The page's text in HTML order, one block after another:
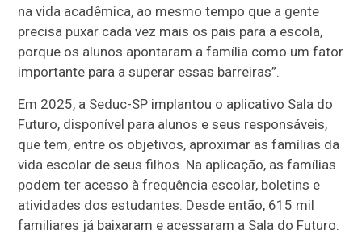
na vida acadêmica, ao mesmo tempo que a gente
precisa puxar cada vez mais os pais para a escola,
porque os alunos apontaram a família como um fator
importante para a superar essas barreiras”.
Em 2025, a Seduc-SP implantou o aplicativo Sala do
Futuro, disponível para alunos e seus responsáveis,
que tem, entre os objetivos, aproximar as famílias da
vida escolar de seus filhos. Na aplicação, as famílias
podem ter acesso à frequência escolar, boletins e
atividades dos estudantes. Desde então, 615 mil
familiares já baixaram e acessaram a Sala do Futuro.